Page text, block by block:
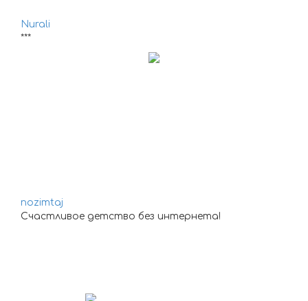
Nurali
***
nozimtaj
Счастливое детство без интернета!